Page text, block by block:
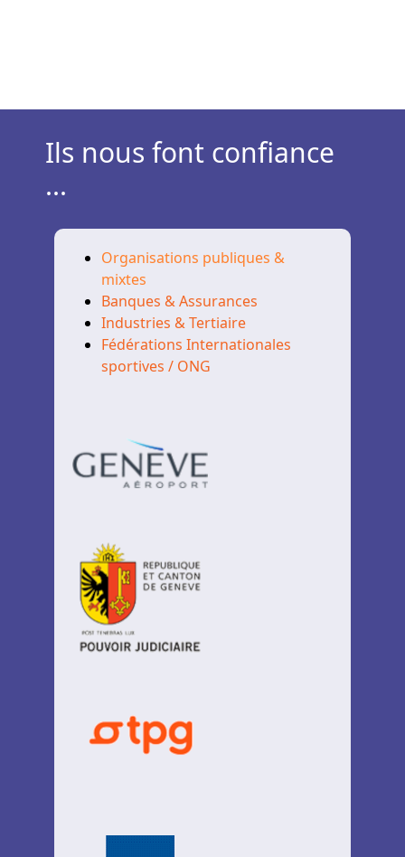
Ils nous font confiance
...
Organisations publiques &
mixtes
Banques & Assurances
Industries & Tertiaire
Fédérations Internationales
sportives / ONG